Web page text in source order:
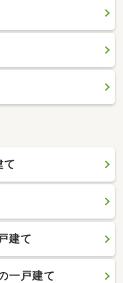
て
建て
一戸建て